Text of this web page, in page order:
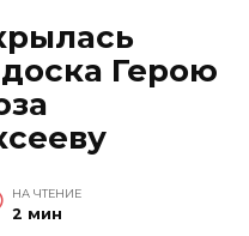
Герою
НА ЧТЕНИЕ
2 мин